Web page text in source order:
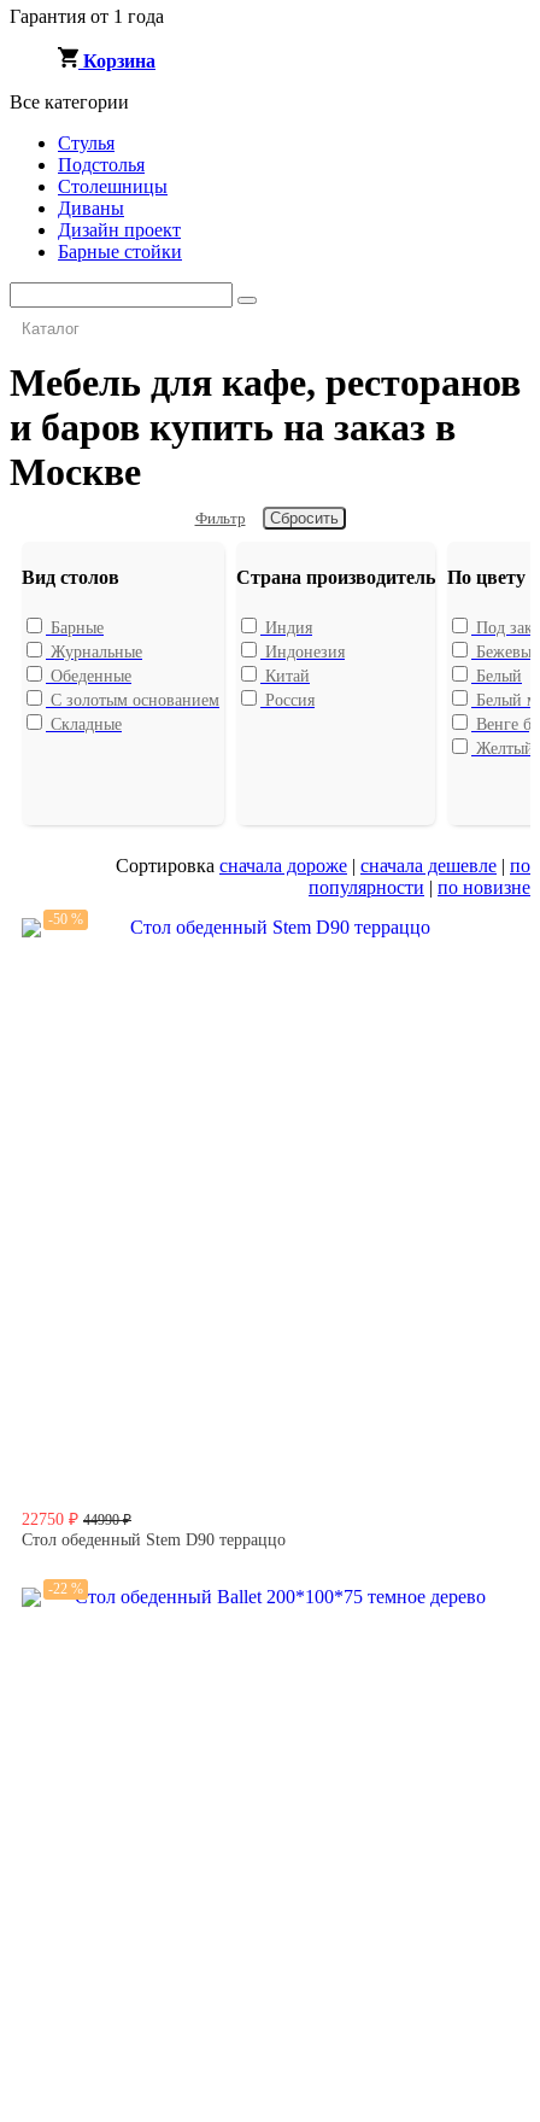
Гарантия от 1 года
Корзина
Все категории
Стулья
Подстолья
Столешницы
Диваны
Дизайн проект
Барные стойки
Каталог
Мебель для кафе, ресторанов
и баров купить на заказ в
Москве
Фильтр
Вид столов
Барные
Журнальные
Обеденные
С золотым основанием
Складные
Страна производитель
Индия
Индонезия
Китай
Россия
По цвету
Под
Бежевый
Белый
Белый
Венге
Желтый
Сортировка сначала дороже | сначала дешевле | по
популярности | по новизне
22750 ₽ 44990 ₽
-50 %
Стол обеденный Stem D90 терраццо
-22 %